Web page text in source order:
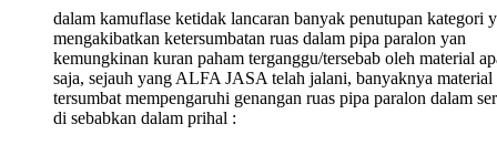
dalam kamuflase ketidak lancaran banyak penutupan kategori
mengakibatkan ketersumbatan ruas dalam pipa paralon yan
kemungkinan kuran paham terganggu/tersebab oleh material
saja, sejauh yang ALFA JASA telah jalani, banyaknya material
tersumbat mempengaruhi genangan ruas pipa paralon dalam
di sebabkan dalam prihal :